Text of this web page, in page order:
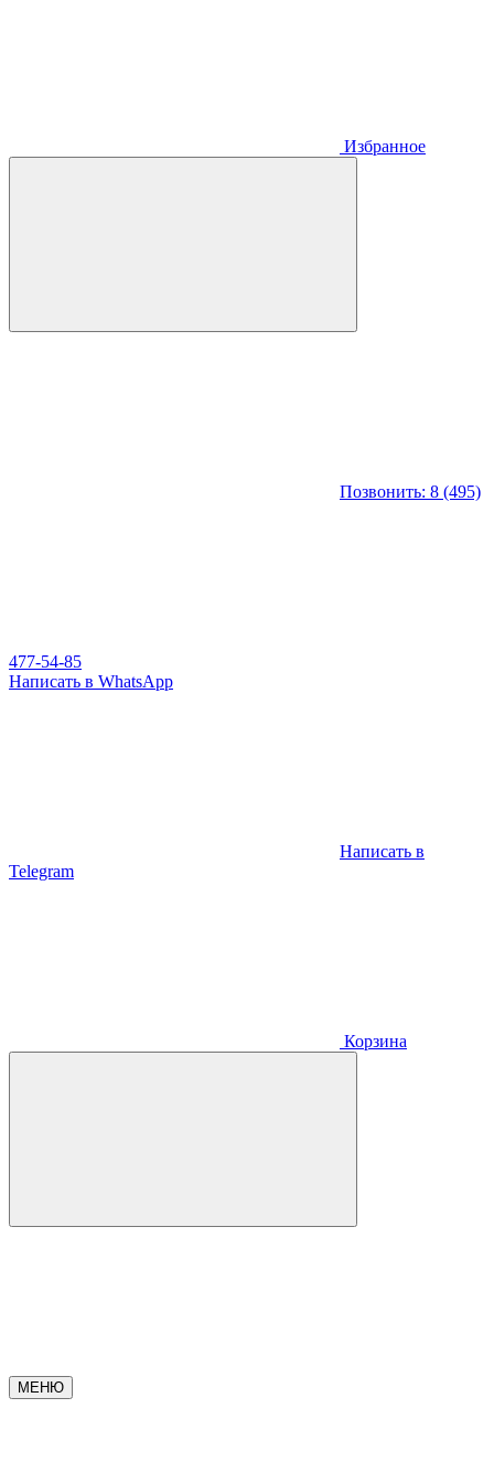
Избранное
Позвонить: 8 (495)
477-54-85
Написать в WhatsApp
Написать в
Telegram
Корзина
МЕНЮ